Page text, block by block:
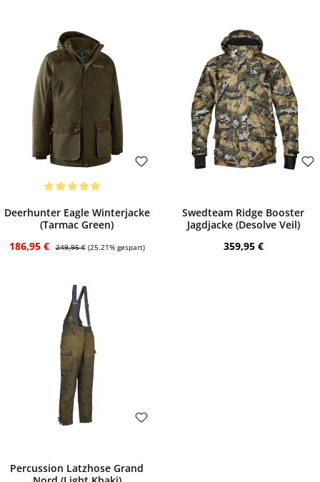
Bewerten
Deerhunter Eagle Winterjacke
(Tarmac Green)
Verkaufspreis:
186,95 € Regulärer Preis:
249,95 € (25.21% gespart)
Swedteam Ridge Booster
Jagdjacke (Desolve Veil)
Regulärer Preis:
359,95 €
Percussion Latzhose Grand